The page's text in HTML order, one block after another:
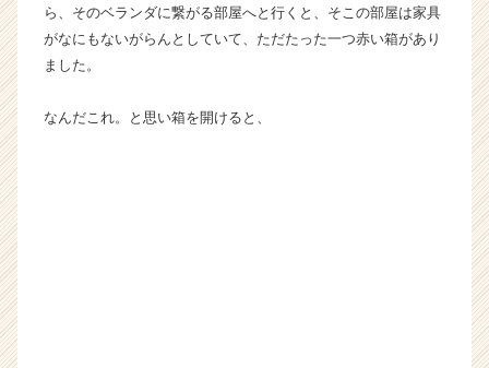
ら、そのベランダに繋がる部屋へと行くと、そこの部屋は家具
がなにもないがらんとしていて、ただたった一つ赤い箱があり
ました。
なんだこれ。と思い箱を開けると、